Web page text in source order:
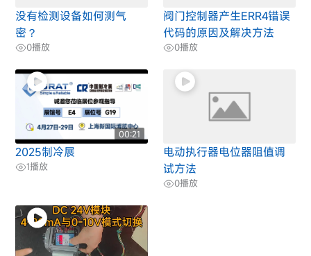
没有检测设备如何测气
密？
0播放
阀门控制器产生ERR4错误
代码的原因及解决方法
0播放
00:21
2025制冷展
1播放
电动执行器电位器阻值调
试方法
0播放